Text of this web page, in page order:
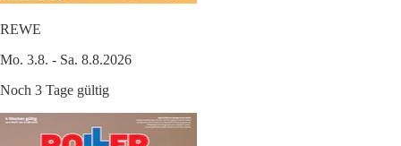
REWE
Mo. 3.8. - Sa. 8.8.2026
Noch 3 Tage gültig